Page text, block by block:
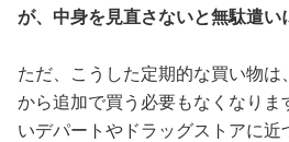
が、中身を見直さないと無駄遣い
ただ、こうした定期的な買い物は
から追加で買う必要もなくなりま
いデパートやドラッグストアに近